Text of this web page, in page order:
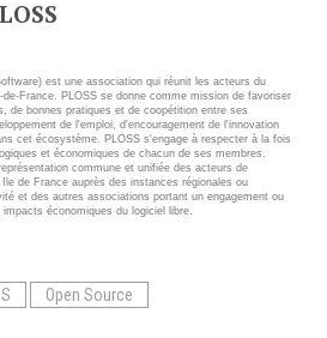
Refonte Web
Serveur de messagerie
TMA Intranet
SSO applicatifs métier
NOUS TROUVER
est une association qui réunit les acteurs du
France. PLOSS se donne comme mission de favoriser
de bonnes pratiques et de coopétition entre ses
de l'emploi, d'encouragement de l'innovation
cet écosystème. PLOSS s'engage à respecter à la fois
et économiques de chacun de ses membres.
commune et unifiée des acteurs de
de France auprès des instances régionales ou
et des autres associations portant un engagement ou
économiques du logiciel libre.
Open Source